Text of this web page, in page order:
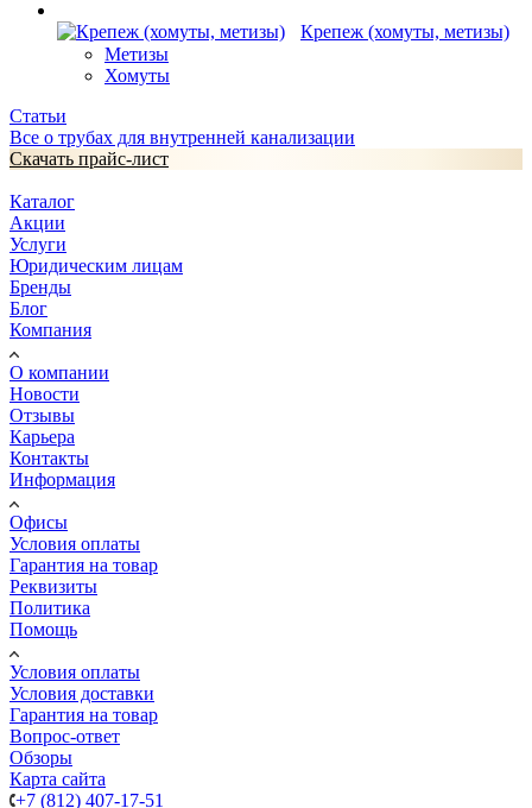
Крепеж (хомуты, метизы)
Метизы
Хомуты
Статьи
Все о трубах для внутренней канализации
Скачать прайс-лист
Каталог
Акции
Услуги
Юридическим лицам
Бренды
Блог
Компания
О компании
Новости
Отзывы
Карьера
Контакты
Информация
Офисы
Условия оплаты
Гарантия на товар
Реквизиты
Политика
Помощь
Условия оплаты
Условия доставки
Гарантия на товар
Вопрос-ответ
Обзоры
Карта сайта
+7 (812) 407-17-51